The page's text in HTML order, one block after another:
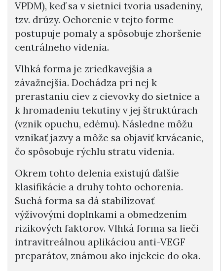
VPDM), keď sa v sietnici tvoria usadeniny,
tzv. drúzy. Ochorenie v tejto forme
postupuje pomaly a spôsobuje zhoršenie
centrálneho videnia.
Vlhká forma je zriedkavejšia a
závažnejšia. Dochádza pri nej k
prerastaniu ciev z cievovky do sietnice a
k hromadeniu tekutiny v jej štruktúrach
(vznik opuchu, edému). Následne môžu
vznikať jazvy a môže sa objaviť krvácanie,
čo spôsobuje rýchlu stratu videnia.
Okrem tohto delenia existujú ďalšie
klasifikácie a druhy tohto ochorenia.
Suchá forma sa dá stabilizovať
výživovými doplnkami a obmedzením
rizikových faktorov. Vlhká forma sa lieči
intravitreálnou aplikáciou anti-VEGF
preparátov, známou ako injekcie do oka.